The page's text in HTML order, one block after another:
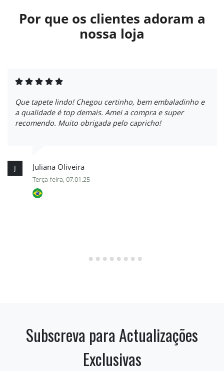
Por que os clientes adoram a
nossa loja
Que tapete lindo! Chegou certinho, bem embaladinho e
a qualidade é top demais. Amei a compra e super
recomendo. Muito obrigada pelo capricho!
J Juliana Oliveira
Terça-feira, 07.01.25
Subscreva para Actualizações
Exclusivas